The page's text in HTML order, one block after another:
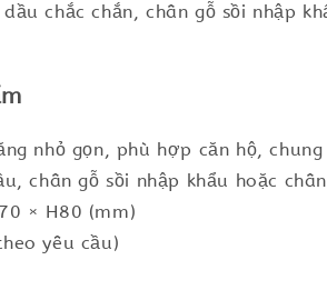
chắc chắn, chân gỗ sồi nhập
nhỏ gọn, phù hợp căn hộ,
chân gỗ sồi nhập khẩu hoặc
× H80 (mm)
yêu cầu)